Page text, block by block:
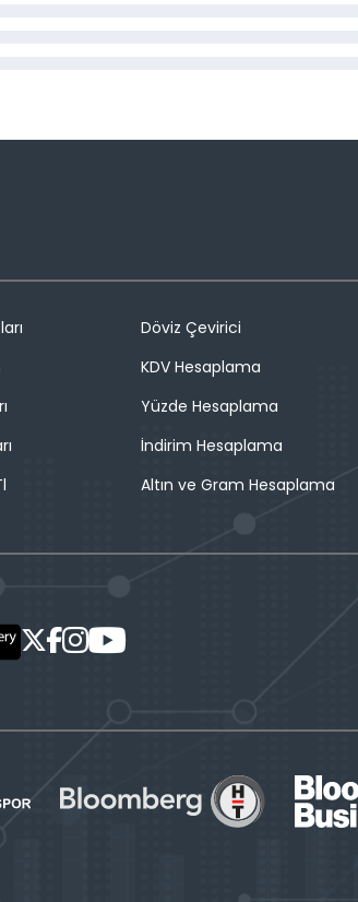
Döviz Çevirici
KDV Hesaplama
Yüzde Hesaplama
İndirim Hesaplama
Altın ve Gram Hesaplama